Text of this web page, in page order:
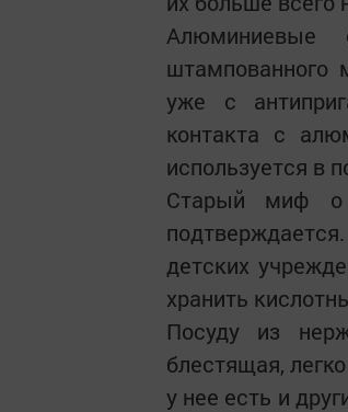
Алюминиевые
штампованного
уже с
контакта с
используется в
Старый миф о
детских
хранить
Посуду из
блестящая,
у нее есть и